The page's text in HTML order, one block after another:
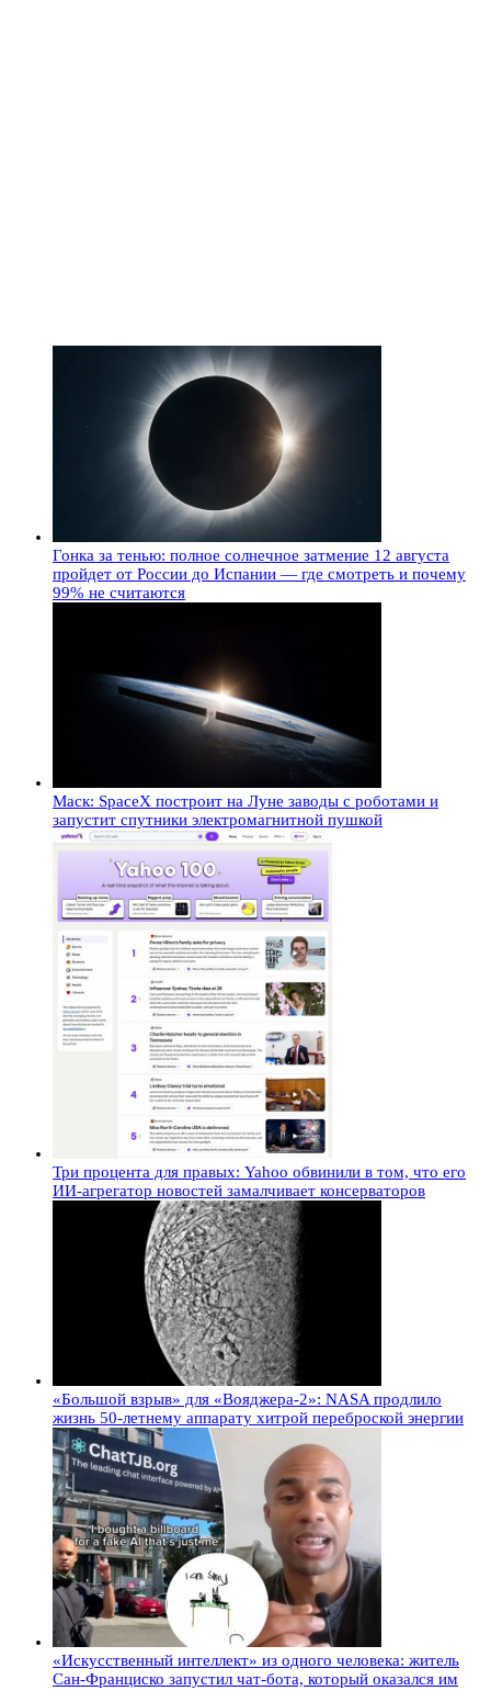
Гонка за тенью: полное солнечное затмение 12 августа
пройдет от России до Испании — где смотреть и почему
99% не считаются
Маск: SpaceX построит на Луне заводы с роботами и
запустит спутники электромагнитной пушкой
Три процента для правых: Yahoo обвинили в том, что его
ИИ-агрегатор новостей замалчивает консерваторов
«Большой взрыв» для «Вояджера-2»: NASA продлило
жизнь 50-летнему аппарату хитрой переброской энергии
«Искусственный интеллект» из одного человека: житель
Сан-Франциско запустил чат-бота, который оказался им